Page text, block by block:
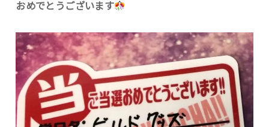
おめでとうございます